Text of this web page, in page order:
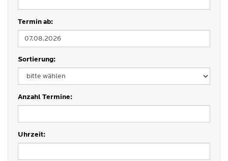
Termin ab:
Sortierung:
Anzahl Termine:
Uhrzeit: